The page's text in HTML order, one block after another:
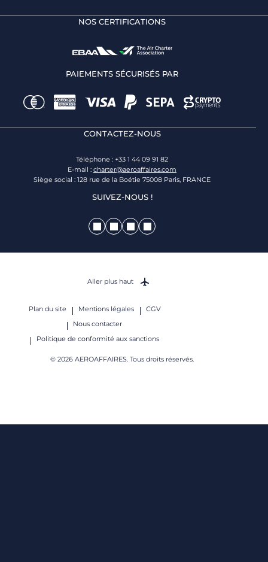
NOS CERTIFICATIONS
PAIEMENTS SÉCURISÉS PAR
CONTACTEZ-NOUS
Téléphone : +33 1 44 09 91 82
E-mail : charter@aeroaffaires.com
Siège social : 128 rue de la Boétie 75008 Paris, FRANCE
SUIVEZ-NOUS !
Plan du site Mentions légales
CGV
Nous contacter
Politique de conformité aux sanctions
© 2026 AEROAFFAIRES. Tous droits réservés.
Aller plus haut